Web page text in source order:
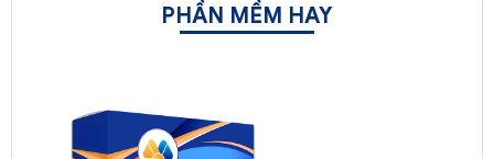
PHẦN MỀM HAY